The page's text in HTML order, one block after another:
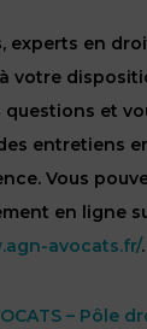
experts en
votre
questions et
entretiens
Vous
en ligne
avocats.fr/.
– Pôle